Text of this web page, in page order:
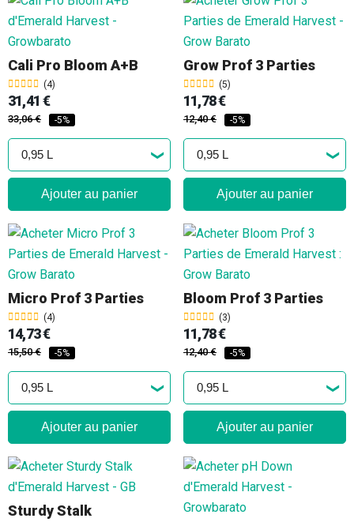
Cali Pro Bloom A+B
(4)
31,41 €
33,06 € -5%
Ajouter au panier
Grow Prof 3 Parties
(5)
11,78 €
12,40 € -5%
Ajouter au panier
Micro Prof 3 Parties
(4)
14,73 €
15,50 € -5%
Ajouter au panier
Bloom Prof 3 Parties
(3)
11,78 €
12,40 € -5%
Ajouter au panier
Sturdy Stalk